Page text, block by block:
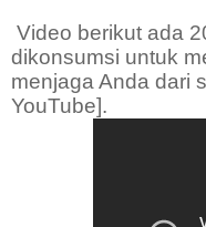
Video berikut ada
dikonsumsi untuk
menjaga Anda dari
YouTube].